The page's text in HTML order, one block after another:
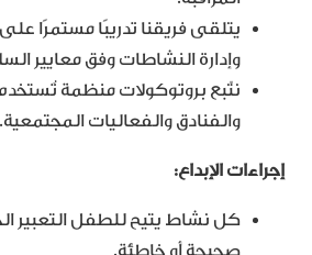
يتلقى فريقنا تدريبًا مستمرًا
وإدارة النشاطات وفق معايير
نتّبع بروتوكولات منظمة
والفنادق والفعاليات المجتمعية.
إجراءات الإبداع:
كل نشاط يتيح للطفل التعبير
صحيحة أو خاطئة.